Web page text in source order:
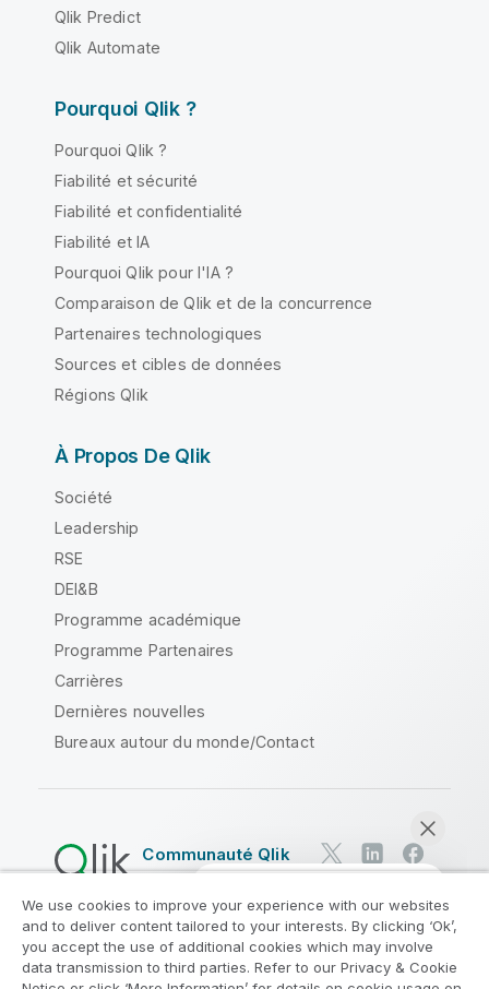
Qlik Predict
Qlik Automate
Pourquoi Qlik ?
Pourquoi Qlik ?
Fiabilité et sécurité
Fiabilité et confidentialité
Fiabilité et IA
Pourquoi Qlik pour l'IA ?
Comparaison de Qlik et de la concurrence
Partenaires technologiques
Sources et cibles de données
Régions Qlik
À Propos De Qlik
Société
Leadership
RSE
DEI&B
Programme académique
Programme Partenaires
Carrières
Dernières nouvelles
Bureaux autour du monde/Contact
Communauté Qlik
Contrats juridiques
Conditions d'utilisation des produits
Legal Policies
Conditions légales
We use cookies to improve your experience with our websites
and to deliver content tailored to your interests. By clicking ‘Ok’,
you accept the use of additional cookies which may involve
data transmission to third parties. Refer to our Privacy & Cookie